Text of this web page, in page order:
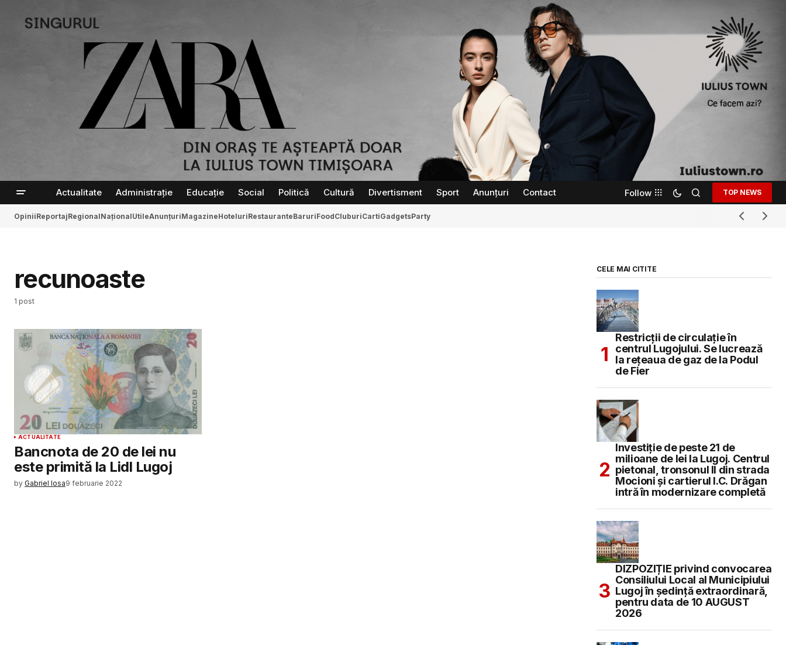
Actualitate Administrație Educație Social Politică Cultură Divertisment Sport Anunțuri Contact Follow TOP NEWS
OpiniiReportajRegionalNaționalUtileAnunțuriMagazineHoteluriRestauranteBaruriFoodCluburiCartiGadgetsParty
recunoaste
1 post
ACTUALITATE
Bancnota de 20 de lei nu
este primită la Lidl Lugoj
by Gabriel Iosa9 februarie 2022
CELE MAI CITITE
Restricții de circulație în
centrul Lugojului. Se lucrează
la rețeaua de gaz de la Podul
de Fier
Investiție de peste 21 de
milioane de lei la Lugoj. Centrul
pietonal, tronsonul II din strada
Mocioni și cartierul I.C. Drăgan
intră în modernizare completă
DIZPOZIȚIE privind convocarea
Consiliului Local al Municipiului
Lugoj în şedinţă extraordinară,
pentru data de 10 AUGUST
2026